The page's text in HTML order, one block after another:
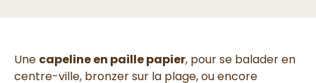
Une capeline en paille papier, pour se balader en
centre-ville, bronzer sur la plage, ou encore